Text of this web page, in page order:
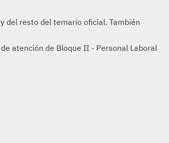
atención de Bloque II - Personal Laboral